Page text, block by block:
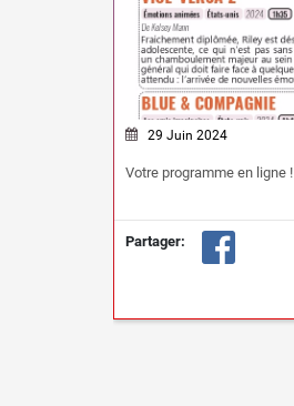
29 Juin 2024
Votre programme en ligne !
Partager: